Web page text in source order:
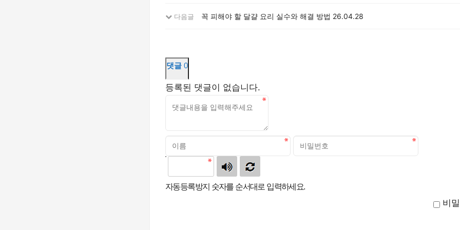
다음글 꼭 피해야 할 달걀 요리 실수와 해결 방법 26.04.28
댓글 0
등록된 댓글이 없습니다.
자동등록방지 숫자를 순서대로 입력하세요.
비